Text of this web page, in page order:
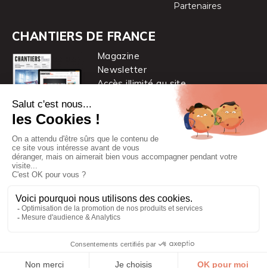
Partenaires
CHANTIERS DE FRANCE
Magazine
Newsletter
Accès illimité au site
Chantiers de France est une marque
| Mentions légales
Protection des données personnelles
Cookies